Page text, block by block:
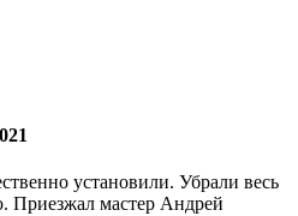
установили. Убрали весь
Приезжал мастер Андрей